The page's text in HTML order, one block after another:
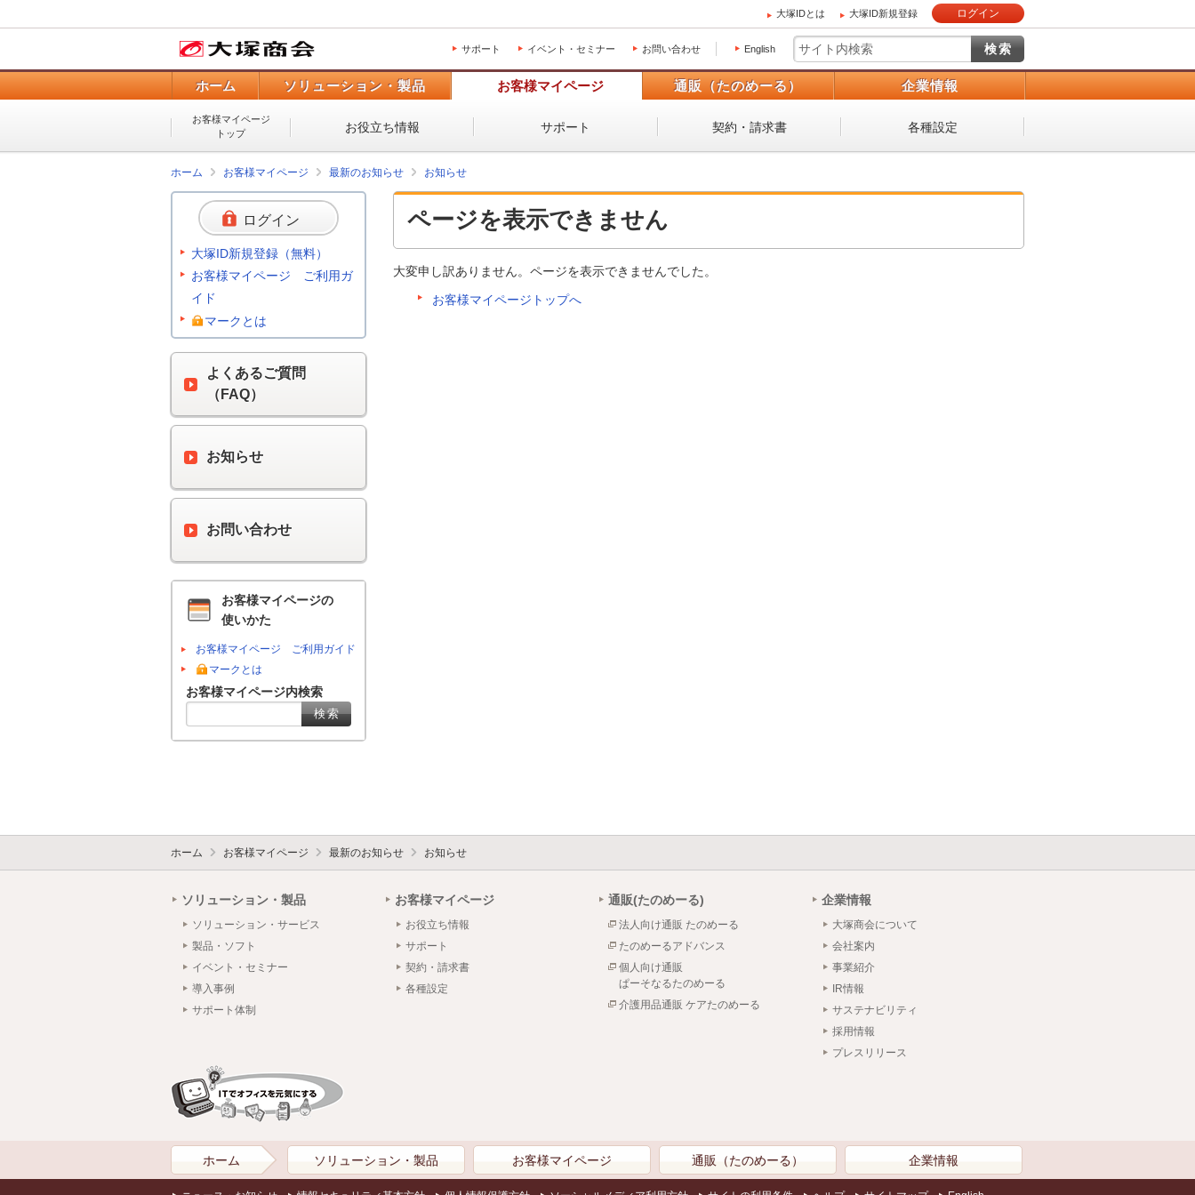
大塚IDとは 大塚ID新規登録 ログイン
サポート イベント・セミナー お問い合わせ English
ホーム ソリューション・製品 お客様マイページ 通販（たのめーる） 企業情報
お客様マイページ
トップ
お役立ち情報 サポート 契約・請求書 各種設定
ホーム お客様マイページ 最新のお知らせ お知らせ
ページを表示できません
大変申し訳ありません。ページを表示できませんでした。
お客様マイページトップへ
ログイン
大塚ID新規登録（無料）
お客様マイページ ご利用ガ
イド
マークとは
よくあるご質問
（FAQ）
お知らせ
お問い合わせ
お客様マイページの
使いかた
お客様マイページ ご利用ガイド
マークとは
お客様マイページ内検索
ホーム お客様マイページ 最新のお知らせ お知らせ
ソリューション・製品
ソリューション・サービス
製品・ソフト
イベント・セミナー
導入事例
サポート体制
お客様マイページ
お役立ち情報
サポート
契約・請求書
各種設定
通販(たのめーる)
法人向け通販 たのめーる
たのめーるアドバンス
個人向け通販
ぱーそなるたのめーる
介護用品通販 ケアたのめーる
企業情報
大塚商会について
会社案内
事業紹介
IR情報
サステナビリティ
採用情報
プレスリリース
ホーム ソリューション・製品 お客様マイページ 通販（たのめーる） 企業情報